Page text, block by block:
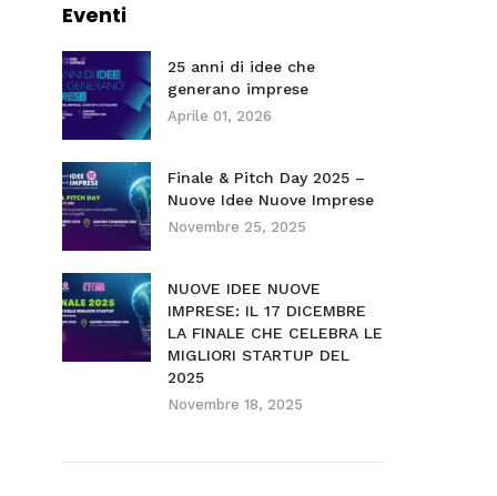
Eventi
25 anni di idee che
generano imprese
Aprile 01, 2026
Finale & Pitch Day 2025 –
Nuove Idee Nuove Imprese
Novembre 25, 2025
NUOVE IDEE NUOVE
IMPRESE: IL 17 DICEMBRE
LA FINALE CHE CELEBRA LE
MIGLIORI STARTUP DEL
2025
Novembre 18, 2025